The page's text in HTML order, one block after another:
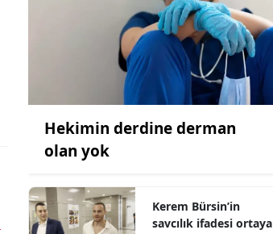
Hekimin derdine derman
olan yok
Kerem Bürsin’in
savcılık ifadesi ortaya